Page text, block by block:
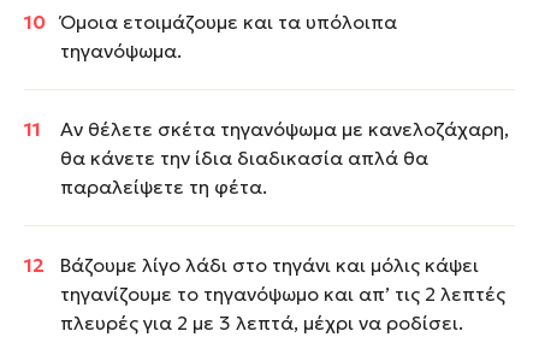
Όμοια ετοιμάζουμε και τα υπόλοιπα
τηγανόψωμα.
Αν θέλετε σκέτα τηγανόψωμα με κανελοζάχαρη,
θα κάνετε την ίδια διαδικασία απλά θα
παραλείψετε τη φέτα.
Βάζουμε λίγο λάδι στο τηγάνι και μόλις κάψει
τηγανίζουμε το τηγανόψωμο και απ’ τις 2 λεπτές
πλευρές για 2 με 3 λεπτά, μέχρι να ροδίσει.